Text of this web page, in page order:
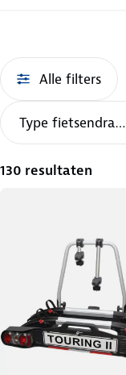
Alle filters
Type fietsendrager
130 resultaten